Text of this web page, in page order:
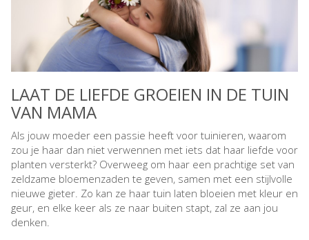
LAAT DE LIEFDE GROEIEN IN DE TUIN
VAN MAMA
Als jouw moeder een passie heeft voor tuinieren, waarom
zou je haar dan niet verwennen met iets dat haar liefde voor
planten versterkt? Overweeg om haar een prachtige set van
zeldzame bloemenzaden te geven, samen met een stijlvolle
nieuwe gieter. Zo kan ze haar tuin laten bloeien met kleur en
geur, en elke keer als ze naar buiten stapt, zal ze aan jou
denken.